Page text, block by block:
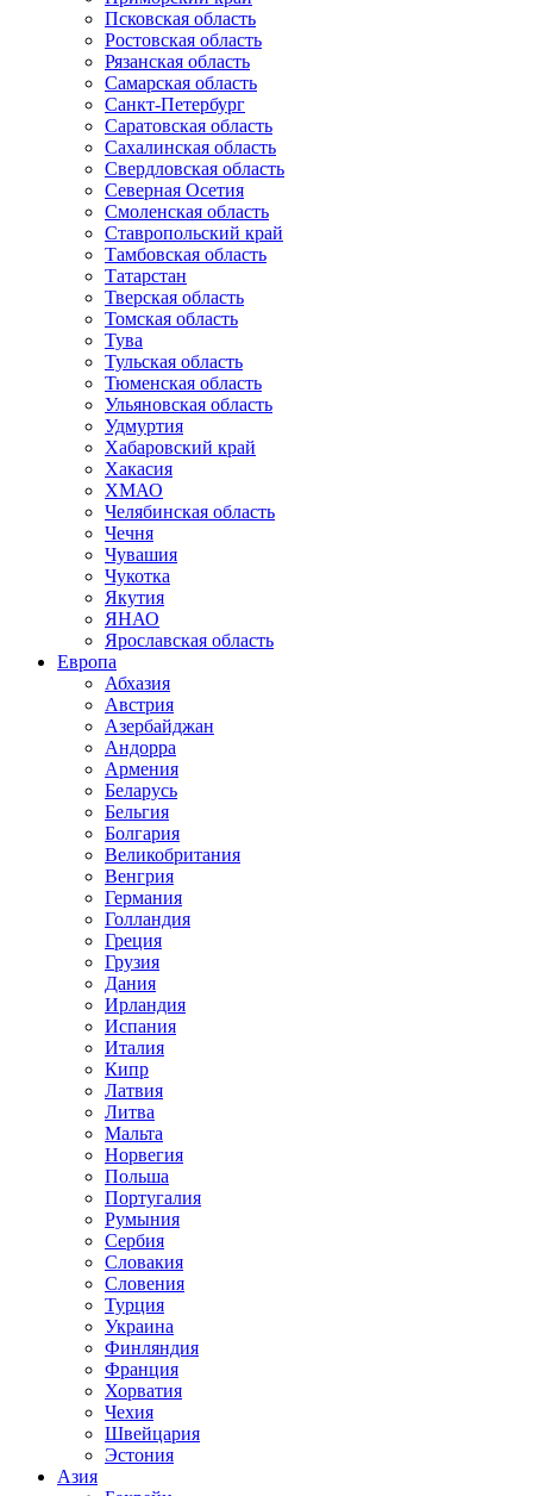
Псковская область
Ростовская область
Рязанская область
Самарская область
Санкт-Петербург
Саратовская область
Сахалинская область
Свердловская область
Северная Осетия
Смоленская область
Ставропольский край
Тамбовская область
Татарстан
Тверская область
Томская область
Тува
Тульская область
Тюменская область
Ульяновская область
Удмуртия
Хабаровский край
Хакасия
ХМАО
Челябинская область
Чечня
Чувашия
Чукотка
Якутия
ЯНАО
Ярославская область
Европа
Абхазия
Австрия
Азербайджан
Андорра
Армения
Беларусь
Бельгия
Болгария
Великобритания
Венгрия
Германия
Голландия
Греция
Грузия
Дания
Ирландия
Испания
Италия
Кипр
Латвия
Литва
Мальта
Норвегия
Польша
Португалия
Румыния
Сербия
Словакия
Словения
Турция
Украина
Финляндия
Франция
Хорватия
Чехия
Швейцария
Эстония
Азия